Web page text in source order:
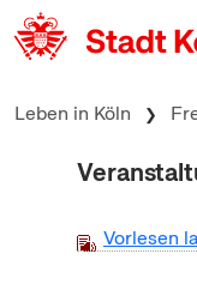
zum Inhalt springen
Leben in Köln
Vorlesen